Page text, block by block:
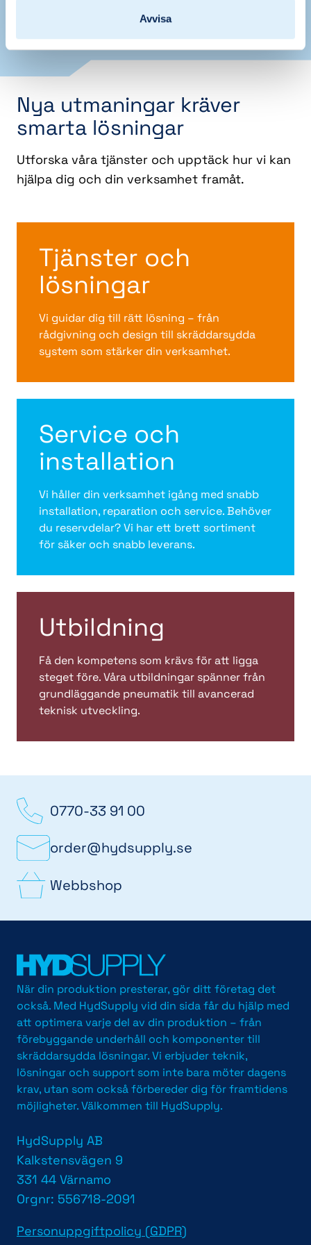
Avvisa
Läs mer om hur vi jobbar
Nya utmaningar kräver
smarta lösningar
Utforska våra tjänster och upptäck hur vi kan
hjälpa dig och din verksamhet framåt.
Tjänster och
lösningar
Vi guidar dig till rätt lösning – från
rådgivning och design till skräddarsydda
system som stärker din verksamhet.
Service och
installation
Vi håller din verksamhet igång med snabb
installation, reparation och service. Behöver
du reservdelar? Vi har ett brett sortiment
för säker och snabb leverans.
Utbildning
Få den kompetens som krävs för att ligga
steget före. Våra utbildningar spänner från
grundläggande pneumatik till avancerad
teknisk utveckling.
0770-33 91 00
order@hydsupply.se
Webbshop
När din produktion presterar, gör ditt företag det
också. Med HydSupply vid din sida får du hjälp med
att optimera varje del av din produktion – från
förebyggande underhåll och komponenter till
skräddarsydda lösningar. Vi erbjuder teknik,
lösningar och support som inte bara möter dagens
krav, utan som också förbereder dig för framtidens
möjligheter. Välkommen till HydSupply.
HydSupply AB
Kalkstensvägen 9
331 44 Värnamo
Orgnr: 556718-2091
Personuppgiftpolicy (GDPR)